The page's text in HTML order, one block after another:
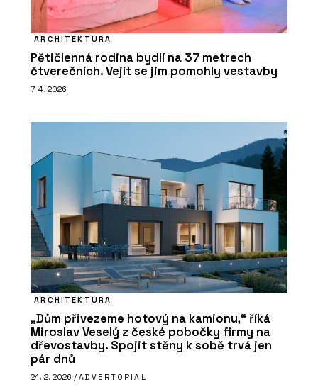
ARCHITEKTURA
Pětičlenná rodina bydlí na 37 metrech
čtverečních. Vejít se jim pomohly vestavby
7. 4. 2026
ARCHITEKTURA
„Dům přivezeme hotový na kamionu,“ říká
Miroslav Veselý z české pobočky firmy na
dřevostavby. Spojit stěny k sobě trvá jen
pár dnů
24. 2. 2026 / ADVERTORIAL